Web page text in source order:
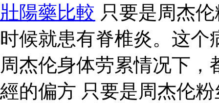
壯陽藥比較 只要是周杰
时候就患有脊椎炎。这
周杰伦身体劳累情况下
經的偏方 只要是周杰伦